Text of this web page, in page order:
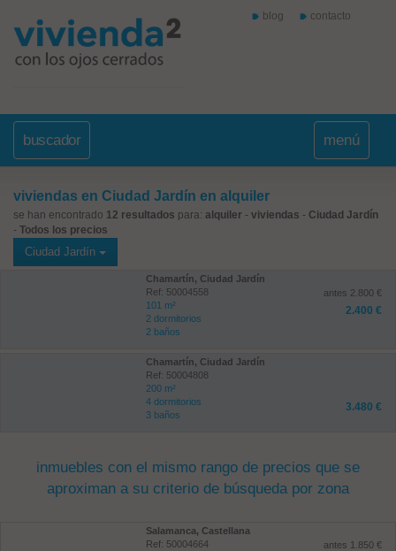
blog contacto
buscador menú
viviendas en Ciudad Jardín en alquiler
se han encontrado 12 resultados para: alquiler - viviendas - Ciudad Jardín
- Todos los precios
Ciudad Jardín
Chamartín, Ciudad Jardín
Ref: 50004558
101 m²
2 dormitorios
2 baños
antes 2.800 €
2.400 €
Chamartín, Ciudad Jardín
Ref: 50004808
200 m²
4 dormitorios
3 baños
3.480 €
inmuebles con el mismo rango de precios que se
aproximan a su criterio de búsqueda por zona
Salamanca, Castellana
Ref: 50004664
antes 1.850 €